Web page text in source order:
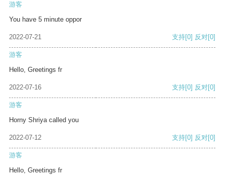
游客
You have 5 minute oppor
2022-07-21 支持[0] 反对[0]
游客
Hello, Greetings fr
2022-07-16 支持[0] 反对[0]
游客
Horny Shriya called you
2022-07-12 支持[0] 反对[0]
游客
Hello, Greetings fr